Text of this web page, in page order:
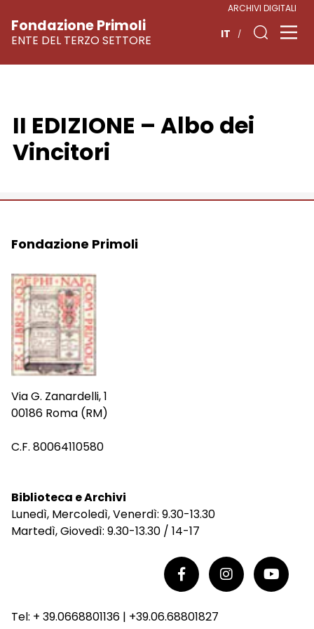
Vai
contenuto
Fondazione Primoli
ENTE DEL TERZO SETTORE
ARCHIVI DIGITALI
IT
II EDIZIONE – Albo dei
Vincitori
Fondazione Primoli
Via G. Zanardelli, 1
00186 Roma (RM)
C.F. 80064110580
Biblioteca e Archivi
Lunedì, Mercoledì, Venerdì: 9.30-13.30
Martedì, Giovedì: 9.30-13.30 / 14-17
Tel: + 39.0668801136 | +39.06.68801827